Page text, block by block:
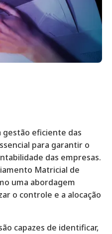
gestão eficiente das
para garantir o
das empresas.
Matricial de
uma abordagem
o controle e a alocação
capazes de identificar,